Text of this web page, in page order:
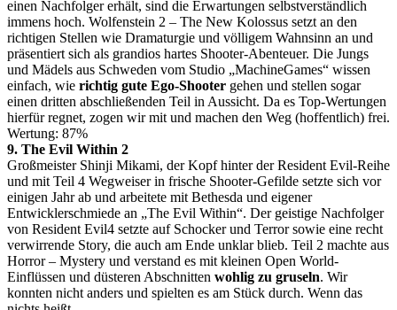
einen Nachfolger erhält, sind die Erwartungen selbstverständlich
immens hoch. Wolfenstein 2 – The New Kolossus setzt an den
richtigen Stellen wie Dramaturgie und völligem Wahnsinn an und
präsentiert sich als grandios hartes Shooter-Abenteuer. Die Jungs
und Mädels aus Schweden vom Studio „MachineGames“ wissen
einfach, wie richtig gute Ego-Shooter gehen und stellen sogar
einen dritten abschließenden Teil in Aussicht. Da es Top-Wertungen
hierfür regnet, zogen wir mit und machen den Weg (hoffentlich) frei.
Wertung: 87%
9. The Evil Within 2
Großmeister Shinji Mikami, der Kopf hinter der Resident Evil-Reihe
und mit Teil 4 Wegweiser in frische Shooter-Gefilde setzte sich vor
einigen Jahr ab und arbeitete mit Bethesda und eigener
Entwicklerschmiede an „The Evil Within“. Der geistige Nachfolger
von Resident Evil4 setzte auf Schocker und Terror sowie eine recht
verwirrende Story, die auch am Ende unklar blieb. Teil 2 machte aus
Horror – Mystery und verstand es mit kleinen Open World-
Einflüssen und düsteren Abschnitten wohlig zu gruseln. Wir
konnten nicht anders und spielten es am Stück durch. Wenn das